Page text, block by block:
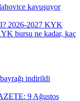
kavuşuyor
2026-2027 KYK
bursu ne kadar, kaç
indirildi
9 Ağustos